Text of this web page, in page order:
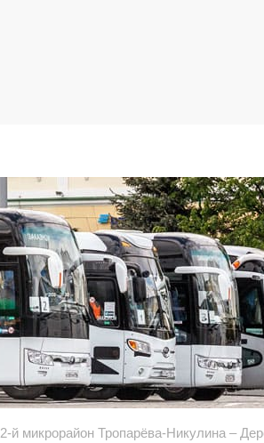
2-й микрорайон Тропарёва-Никулина –